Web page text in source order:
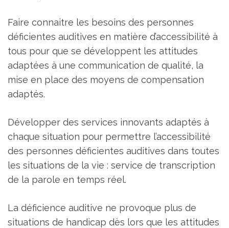
Faire connaitre les besoins des personnes
déficientes auditives en matière d’accessibilité à
tous pour que se développent les attitudes
adaptées à une communication de qualité, la
mise en place des moyens de compensation
adaptés.
Développer des services innovants adaptés à
chaque situation pour permettre l’accessibilité
des personnes déficientes auditives dans toutes
les situations de la vie : service de transcription
de la parole en temps réel.
La déficience auditive ne provoque plus de
situations de handicap dès lors que les attitudes